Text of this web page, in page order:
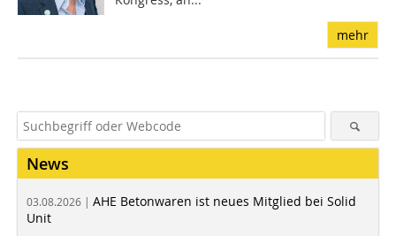
mehr
News
03.08.2026 | AHE Betonwaren ist neues Mitglied bei Solid
Unit